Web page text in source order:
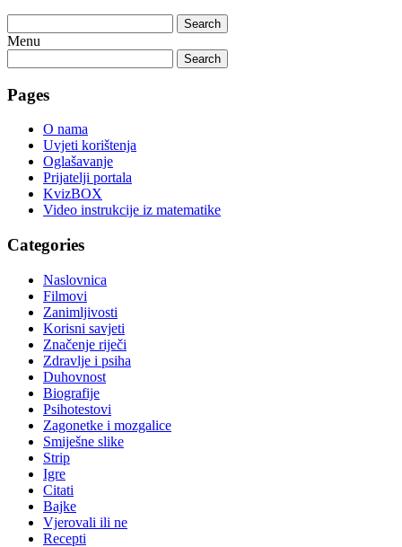
Search
Menu
Search
Pages
O nama
Uvjeti korištenja
Oglašavanje
Prijatelji portala
KvizBOX
Video instrukcije iz matematike
Categories
Naslovnica
Filmovi
Zanimljivosti
Korisni savjeti
Značenje riječi
Zdravlje i psiha
Duhovnost
Biografije
Psihotestovi
Zagonetke i mozgalice
Smiješne slike
Strip
Igre
Citati
Bajke
Vjerovali ili ne
Recepti